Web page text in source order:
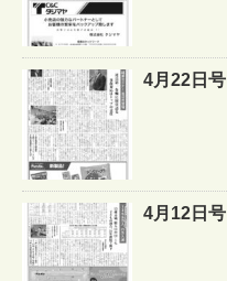
4月22日号
4月12日号